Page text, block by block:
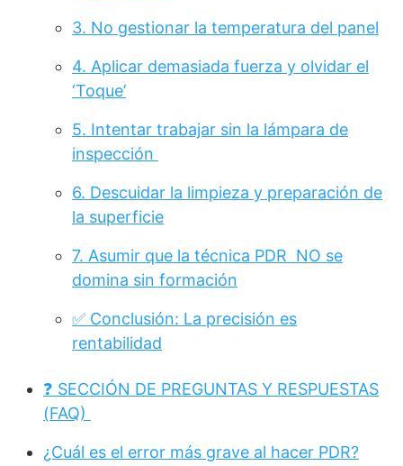
3. No gestionar la temperatura del panel
4. Aplicar demasiada fuerza y olvidar el
‘Toque’
5. Intentar trabajar sin la lámpara de
inspección
6. Descuidar la limpieza y preparación de
la superficie
7. Asumir que la técnica PDR NO se
domina sin formación
✅ Conclusión: La precisión es
rentabilidad
❓ SECCIÓN DE PREGUNTAS Y RESPUESTAS
(FAQ)
¿Cuál es el error más grave al hacer PDR?